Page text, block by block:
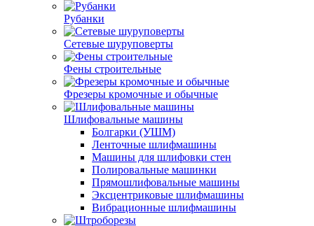
Рубанки
Сетевые шуруповерты
Фены строительные
Фрезеры кромочные и обычные
Шлифовальные машины
Болгарки (УШМ)
Ленточные шлифмашины
Машины для шлифовки стен
Полировальные машинки
Прямошлифовальные машины
Эксцентриковые шлифмашины
Вибрационные шлифмашины